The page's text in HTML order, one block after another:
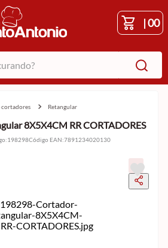
|00
cortadores retangular
8X5X4CM RR CORTADORES
:198298Código EAN:7891234020130